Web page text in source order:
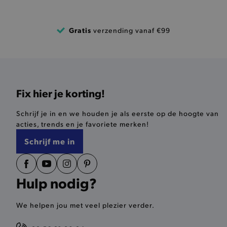
Gratis verzending vanaf €99
Fix hier je korting!
Schrijf je in en we houden je als eerste op de hoogte van
acties, trends en je favoriete merken!
Schrijf me in
Hulp nodig?
We helpen jou met veel plezier verder.
__cf_bm
mage-cache-storage-
invalidation